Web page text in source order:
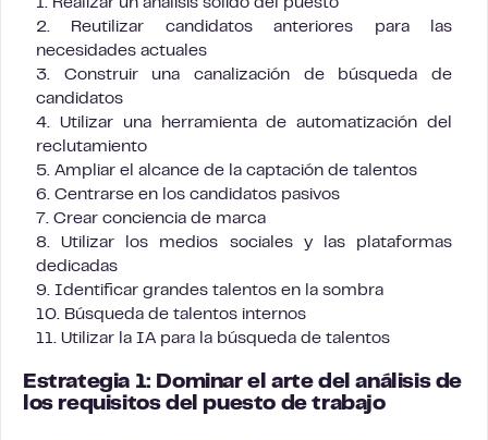
1. Realizar un análisis sólido del puesto
2. Reutilizar candidatos anteriores para las
necesidades actuales
3. Construir una canalización de búsqueda de
candidatos
4. Utilizar una herramienta de automatización del
reclutamiento
5. Ampliar el alcance de la captación de talentos
6. Centrarse en los candidatos pasivos
7. Crear conciencia de marca
8. Utilizar los medios sociales y las plataformas
dedicadas
9. Identificar grandes talentos en la sombra
10. Búsqueda de talentos internos
11. Utilizar la IA para la búsqueda de talentos
Estrategia 1: Dominar el arte del análisis de
los requisitos del puesto de trabajo